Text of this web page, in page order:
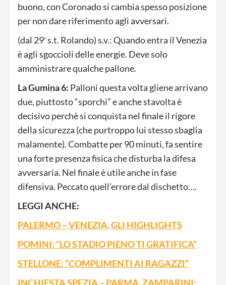
buono, con Coronado si cambia spesso posizione
per non dare riferimento agli avversari.
(dal 29′ s.t. Rolando) s.v.: Quando entra il Venezia
è agli sgoccioli delle energie. Deve solo
amministrare qualche pallone.
La Gumina 6: Palloni questa volta gliene arrivano
due, piuttosto “sporchi” e anche stavolta è
decisivo perchè si conquista nel finale il rigore
della sicurezza (che purtroppo lui stesso sbaglia
malamente). Combatte per 90 minuti, fa sentire
una forte presenza fisica che disturba la difesa
avversaria. Nel finale è utile anche in fase
difensiva. Peccato quell’errore dal dischetto….
LEGGI ANCHE:
PALERMO – VENEZIA, GLI HIGHLIGHTS
POMINI: “LO STADIO PIENO TI GRATIFICA”
STELLONE: “COMPLIMENTI AI RAGAZZI”
INCHIESTA SPEZIA – PARMA, ZAMPARINI: